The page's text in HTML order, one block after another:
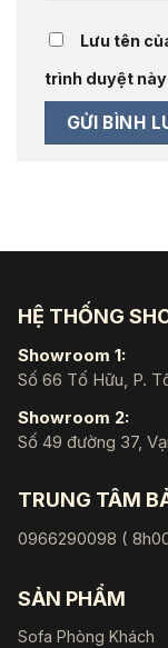
Lưu tên
trình duyệt
HỆ THỐNG
Showroom 1:
Số 66 Tố Hữu, P.
Showroom 2:
Số 49 đường 37,
TRUNG TÂM
0966290098 (
SẢN PHẨM
Sofa Phòng Khách